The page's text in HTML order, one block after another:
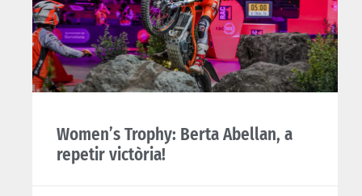
Women’s Trophy: Berta Abellan, a
repetir victòria!